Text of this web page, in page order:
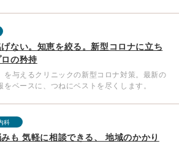
ない。知恵を絞る。新型コロナに立ち
の矜持
を与えるクリニックの新型コロナ対策。最新の
をベースに、つねにベストを尽くします。
科
も 気軽に相談できる、 地域のかかり